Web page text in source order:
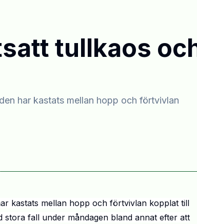
tullkaos
har kastats mellan hopp och förtvivlan
kastats mellan hopp och förtvivlan kopplat till
stora fall under måndagen bland annat efter att